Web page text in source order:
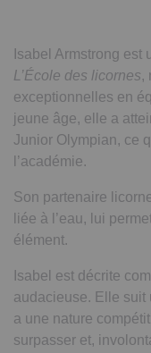
Isabel Armstrong est
L’École des licornes,
exceptionnelles en
jeune âge, elle a
Junior Olympian, ce
l’académie.
Son partenaire
liée à l’eau, lui
élément.
Isabel est décrite
audacieuse. Elle suit
a une nature
surpasser et,